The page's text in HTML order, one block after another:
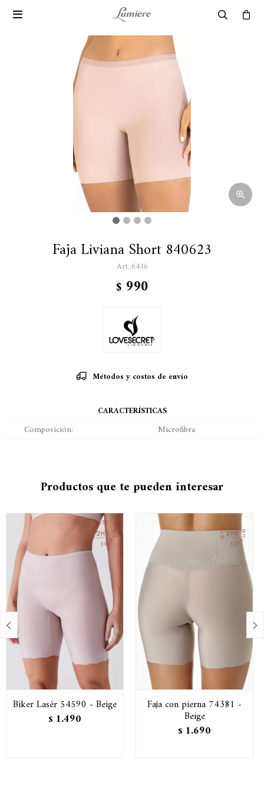

Faja Liviana Short 840623
6416
$ 990
Métodos y costos de envío
CARACTERÍSTICAS
Composición Microfibra
Productos que te pueden interesar
Biker Lasér 54590 - Beige
$ 1.490
Faja con pierna 74381 -
Beige
$ 1.690
 